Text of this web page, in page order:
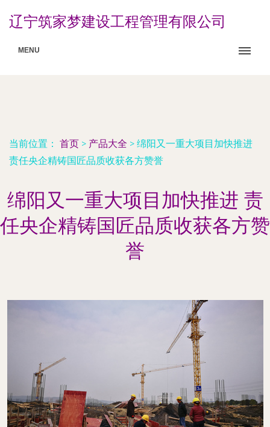
辽宁筑家梦建设工程管理有限公司
MENU
当前位置： 首页 > 产品大全 > 绵阳又一重大项目加快推进
责任央企精铸国匠品质收获各方赞誉
绵阳又一重大项目加快推进 责
任央企精铸国匠品质收获各方赞
誉